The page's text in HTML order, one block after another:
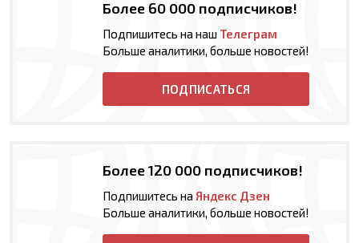
Более 60 000 подписчиков!
Подпишитесь на наш Телеграм
Больше аналитики, больше новостей!
ПОДПИСАТЬСЯ
Более 120 000 подписчиков!
Подпишитесь на Яндекс Дзен
Больше аналитики, больше новостей!